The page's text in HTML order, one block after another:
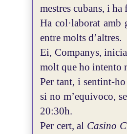
mestres cubans, i
Ha col·laborat amb
entre molts d’altres.
Ei, Companys,
molt que ho intento
Per tant, i sentint-
si no m’equivoco,
20:30h.
Per cert, al Casino